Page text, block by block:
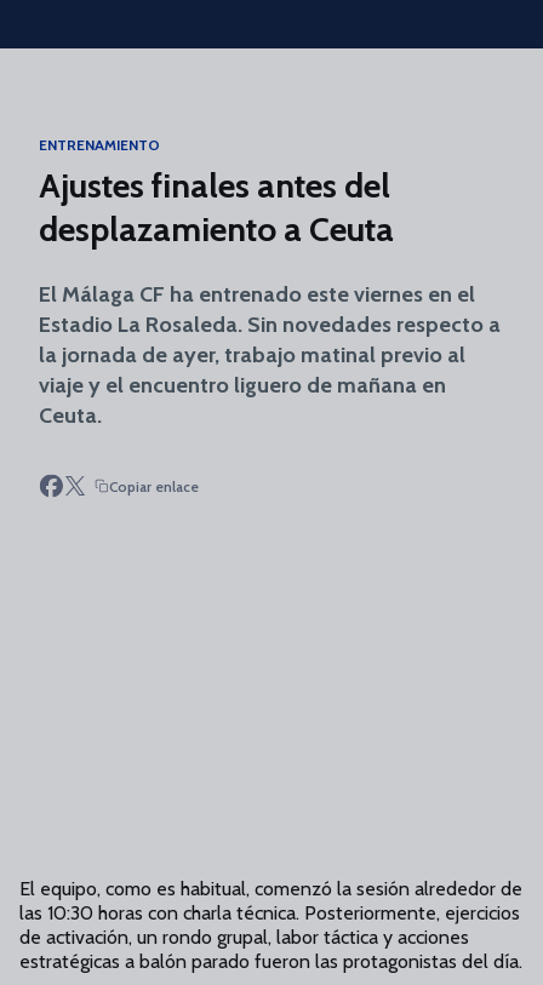
Skip to main content
ENTRENAMIENTO
Ajustes finales antes del
desplazamiento a Ceuta
El Málaga CF ha entrenado este viernes en el
Estadio La Rosaleda. Sin novedades respecto a
la jornada de ayer, trabajo matinal previo al
viaje y el encuentro liguero de mañana en
Ceuta.
Copiar enlace
El equipo, como es habitual, comenzó la sesión alrededor de
las 10:30 horas con charla técnica. Posteriormente, ejercicios
de activación, un rondo grupal, labor táctica y acciones
estratégicas a balón parado fueron las protagonistas del día.